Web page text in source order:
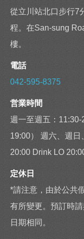
從立川站北口步行7
程。在San-sung
樓。
電話
042-595-8375
営業時間
週一至週五：
19:00） 週六、週
20:00 Drink LO
定休日
*請注意，由於公共
有所變更。預訂時
日期相同。